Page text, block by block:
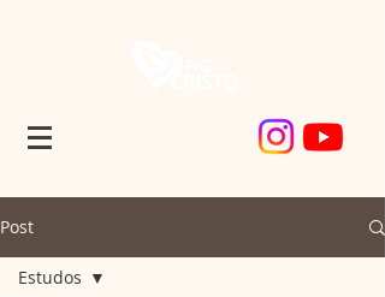
Post
Estudos